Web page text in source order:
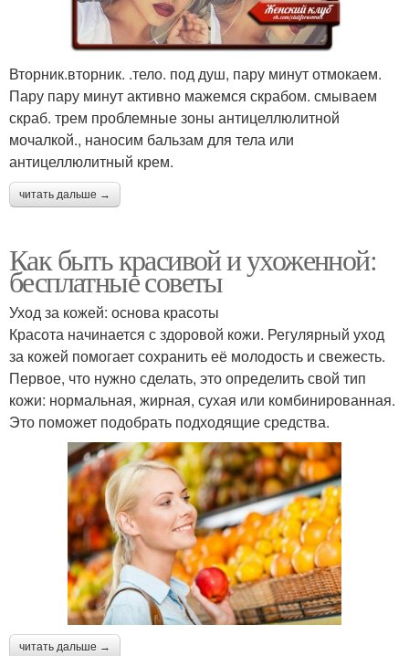
Вторник.вторник. .тело. под душ, пару минут отмокаем.
Пару пару минут активно мажемся скрабом. смываем
скраб. трем проблемные зоны антицеллюлитной
мочалкой., наносим бальзам для тела или
антицеллюлитный крем.
читать дальше →
Как быть красивой и ухоженной:
бесплатные советы
Уход за кожей: основа красоты
Красота начинается с здоровой кожи. Регулярный уход
за кожей помогает сохранить её молодость и свежесть.
Первое, что нужно сделать, это определить свой тип
кожи: нормальная, жирная, сухая или комбинированная.
Это поможет подобрать подходящие средства.
читать дальше →